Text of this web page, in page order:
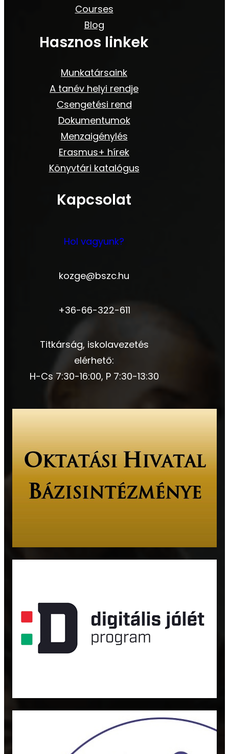
Courses
Blog
Hasznos linkek
Munkatársaink
A tanév helyi rendje
Csengetési rend
Dokumentumok
Menzaigénylés
Erasmus+ hírek
Könyvtári katalógus
Kapcsolat
Hol vagyunk?
kozge@bszc.hu
+36-66-322-611
Titkárság, iskolavezetés
elérhető:
H-Cs 7:30-16:00, P 7:30-13:30